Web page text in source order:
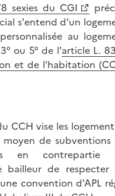
sexies du CGI
s'entend d'un
au
ou 5° de l'article L.
et de l'habitation
CCH vise les
de subventions
en contrepartie
bailleur de respecter
convention d'APL